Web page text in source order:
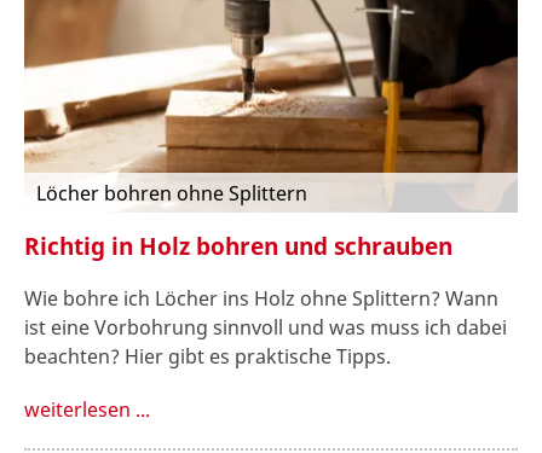
Löcher bohren ohne Splittern
Richtig in Holz bohren und schrauben
Wie bohre ich Löcher ins Holz ohne Splittern? Wann
ist eine Vorbohrung sinnvoll und was muss ich dabei
beachten? Hier gibt es praktische Tipps.
weiterlesen ...